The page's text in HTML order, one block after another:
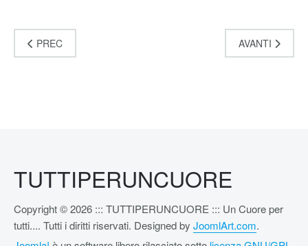
PREC AVANTI
TUTTIPERUNCUORE
Copyright © 2026 ::: TUTTIPERUNCUORE ::: Un Cuore per
tutti.... Tutti i diritti riservati. Designed by JoomlArt.com.